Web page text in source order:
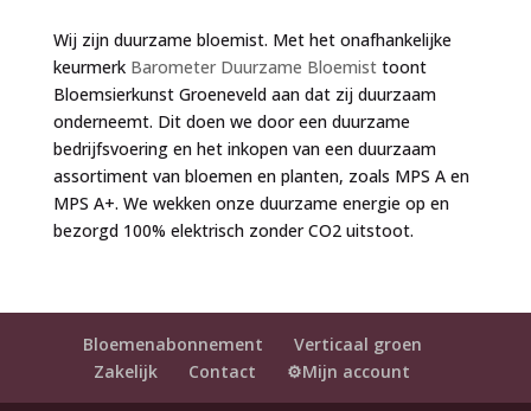
Wij zijn duurzame bloemist. Met het onafhankelijke
keurmerk Barometer Duurzame Bloemisttoont
Bloemsierkunst Groeneveld aan dat zij duurzaam
onderneemt. Dit doen we door een duurzame
bedrijfsvoering en het inkopen van een duurzaam
assortiment van bloemen en planten, zoals MPS A en
MPS A+. We wekken onze duurzame energie op en
bezorgd 100% elektrisch zonder CO2 uitstoot.
Bloemenabonnement
Verticaal groen
Zakelijk
Contact ⚙️Mijn account